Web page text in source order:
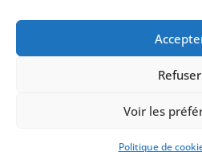
Refuser
Voir les
Politique de
 EMAIL